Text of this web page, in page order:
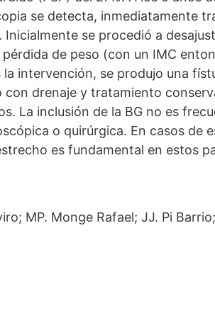
se detecta, inmediatamente
se procedió a
de peso (con un IMC
intervención, se produjo una
drenaje y tratamiento
La inclusión de la BG no es
o quirúrgica. En casos de
es fundamental en estos
MP. Monge Rafael; JJ. Pi